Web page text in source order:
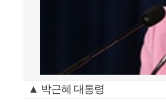
▲ 박근혜 대통령